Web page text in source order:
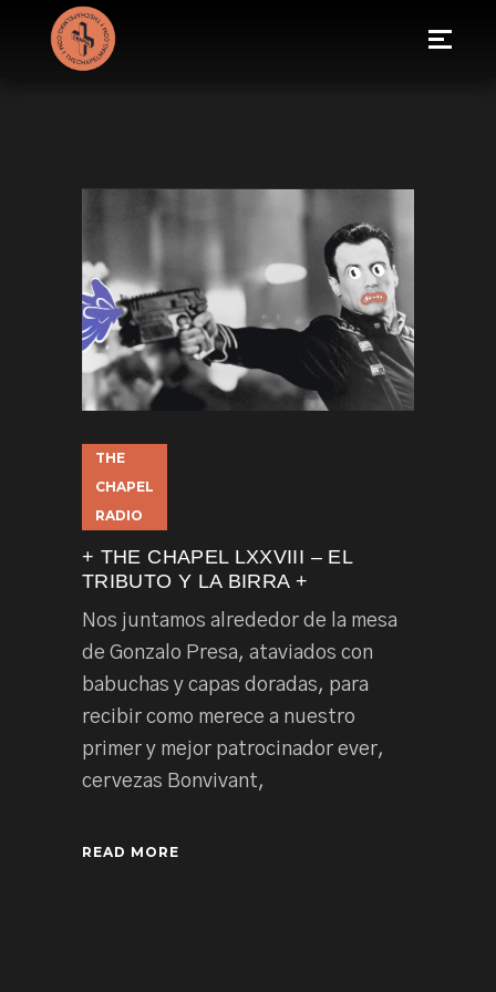
THE
CHAPEL
RADIO
+ THE CHAPEL LXXVIII – EL
TRIBUTO Y LA BIRRA +
Nos juntamos alrededor de la mesa
de Gonzalo Presa, ataviados con
babuchas y capas doradas, para
recibir como merece a nuestro
primer y mejor patrocinador ever,
cervezas Bonvivant,
READ MORE